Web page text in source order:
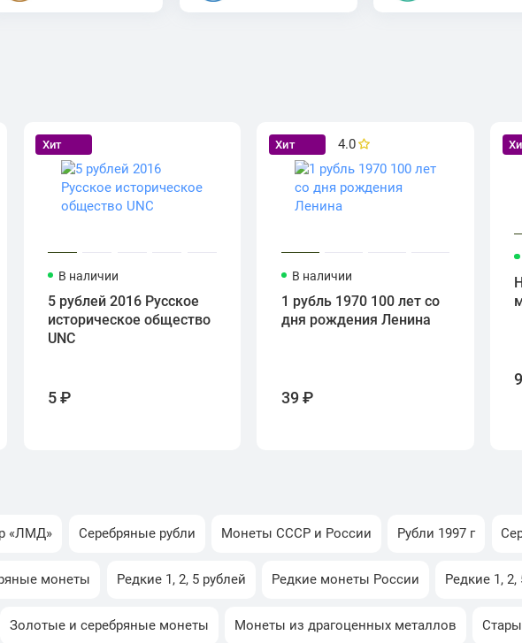
Хит
В наличии
5 рублей 2016 Русское
историческое общество
UNC
5 ₽
Хит 4.0
В наличии
1 рубль 1970 100 лет со
дня рождения Ленина
39 ₽
«ЛМД» Серебряные рубли Монеты СССР и России Рубли 1997 г
монеты Редкие 1, 2, 5 рублей Редкие монеты России Редкие 1, 2,
Золотые и серебряные монеты Монеты из драгоценных металлов